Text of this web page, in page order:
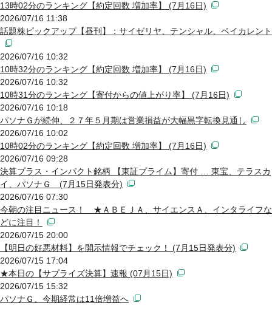
13時02分のランキング【約定回数 増加率】 (7月16日)
2026/07/16 11:38
話題株ピックアップ【昼刊】：サイゼリヤ、テンシャル、ベイカレント
2026/07/16 10:32
10時32分のランキング【約定回数 増加率】 (7月16日)
2026/07/16 10:32
10時31分のランキング【寄付からの値上がり率】 (7月16日)
2026/07/16 10:18
パソナＧが続伸、２７年５月期は営業損益が大幅黒字転換見通し
2026/07/16 10:02
10時02分のランキング【約定回数 増加率】 (7月16日)
2026/07/16 09:28
決算プラス・インパクト銘柄 【東証プライム】寄付 … 東宝、テラスカ
イ、パソナＧ (7月15日発表分)
2026/07/16 07:30
今朝の注目ニュース！ ★ＡＢＥＪＡ、サイエンスＡ、インタライフな
どに注目！
2026/07/15 20:00
【明日の好悪材料】を開示情報でチェック！ (7月15日発表分)
2026/07/15 17:04
★本日の【サプライズ決算】速報 (07月15日)
2026/07/15 15:32
パソナＧ、今期経常は11倍増益へ